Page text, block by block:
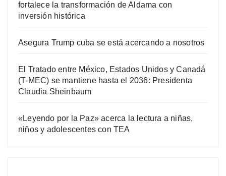
fortalece la transformación de Aldama con
inversión histórica
Asegura Trump cuba se está acercando a nosotros
El Tratado entre México, Estados Unidos y Canadá
(T-MEC) se mantiene hasta el 2036: Presidenta
Claudia Sheinbaum
«Leyendo por la Paz» acerca la lectura a niñas,
niños y adolescentes con TEA